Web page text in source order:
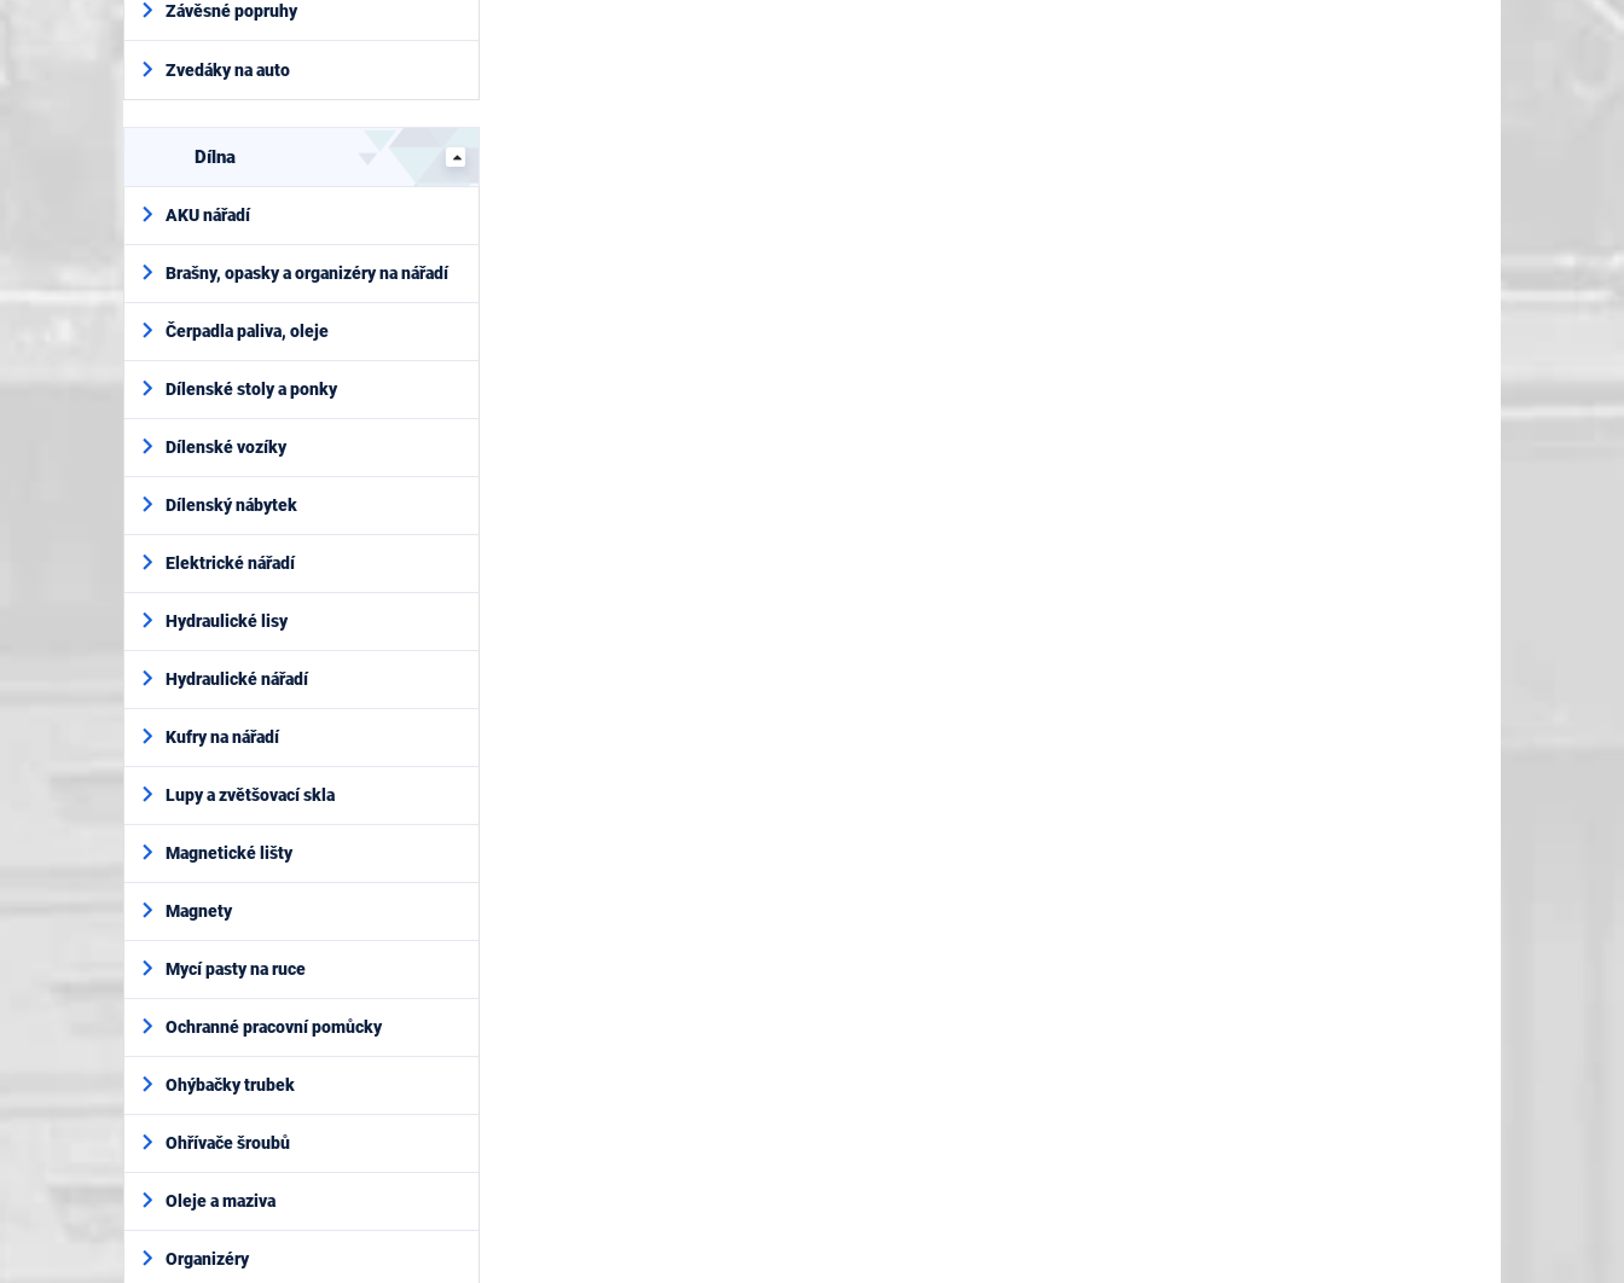
Závěsné popruhy
Zvedáky na auto
Dílna
AKU nářadí
Brašny, opasky a organizéry na nářadí
Čerpadla paliva, oleje
Dílenské stoly a ponky
Dílenské vozíky
Dílenský nábytek
Elektrické nářadí
Hydraulické lisy
Hydraulické nářadí
Kufry na nářadí
Lupy a zvětšovací skla
Magnetické lišty
Magnety
Mycí pasty na ruce
Ochranné pracovní pomůcky
Ohýbačky trubek
Ohřívače šroubů
Oleje a maziva
Organizéry